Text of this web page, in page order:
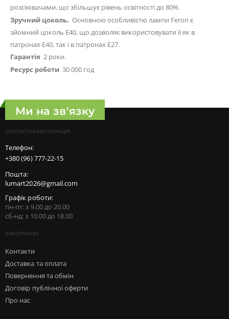
розсіювачами, що збільшує рівень освітності до 80%.
Зручний цоколь. Основною особливістю лампи Feron є
зйомний цоколь Е40, що дозволяє використовувати її як в
патронах Е40, так і в патронах Е27.
Гарантія 2 роки.
Ресурс роботи 30 000 год
Ми на зв'язку
КОНТАКТНА ІНФОРМАЦІЯ
Телефон:
+380 (96) 777-22-15
Пошта:
lumart2026@gmail.com
Графік роботи:
пн-пт: з 9.00 до 20.00
сб-нд: з 10.00 до 18.00
ІНФОРМАЦІЯ
Контакти
Доставка та оплата
Повернення та обмін
Договір публічної оферти
Про нас